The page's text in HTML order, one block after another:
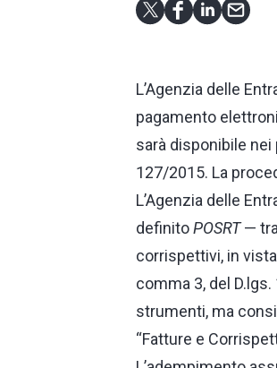
L’Agenzia delle
pagamento
sarà disponibile
127/2015. La
L’Agenzia delle
definitoPOSRT— tra
corrispettivi, in
comma 3, del
strumenti, ma
“Fatture e